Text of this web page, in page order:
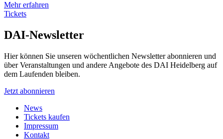
Mehr erfahren
Tickets
DAI-Newsletter
Hier können Sie unseren wöchentlichen Newsletter abonnieren und
über Veranstaltungen und andere Angebote des DAI Heidelberg auf
dem Laufenden bleiben.
Jetzt abonnieren
News
Tickets kaufen
Impressum
Kontakt